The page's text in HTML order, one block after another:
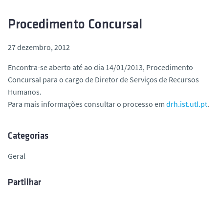
Procedimento Concursal
27 dezembro, 2012
Encontra-se aberto até ao dia 14/01/2013, Procedimento
Concursal para o cargo de Diretor de Serviços de Recursos
Humanos.
Para mais informações consultar o processo em drh.ist.utl.pt.
Categorias
Geral
Partilhar